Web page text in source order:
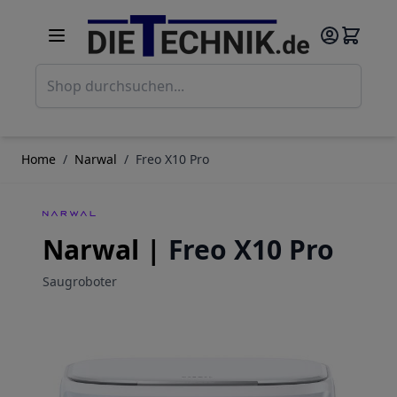
Home / Narwal / Freo X10 Pro
Narwal | Freo X10 Pro
Saugroboter